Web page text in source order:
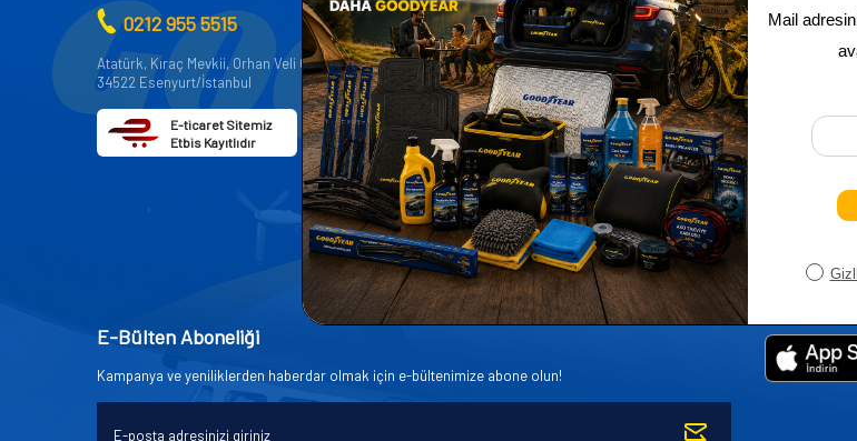
0212 955 5515
Atatürk, Kıraç Mevkii, Orhan Veli Cd. D:No:19,
34522 Esenyurt/İstanbul
E-ticaret Sitemiz
Etbis Kayıtlıdır
OTO YEDEK PARÇA
AKSESUAR
OTO BAKIM
Bayi Girişi
Yeni Üye Kayıt
Üye Girişi
E-Bülten Aboneliği
Kampanya ve yeniliklerden haberdar olmak için e-bültenimize abone olun!